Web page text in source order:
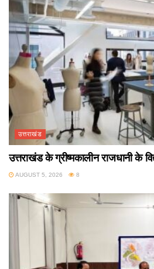
उत्तराखंड
उत्तराखंड के ग्रीष्मकालीन राजधानी के
AUGUST 5, 2026 8